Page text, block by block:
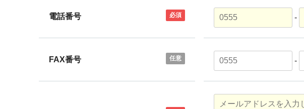
電話番号 必須 -
FAX番号 任意 -